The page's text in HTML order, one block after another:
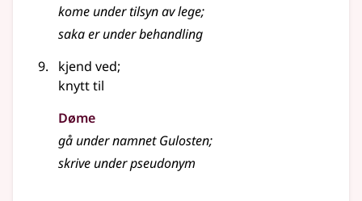
kome under tilsyn av lege;
saka er under behandling
kjend ved;
knytt til
Døme
gå under namnet Gulosten;
skrive under pseudonym